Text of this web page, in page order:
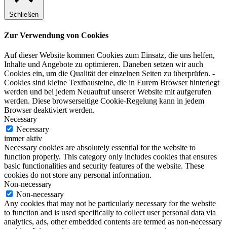
Schließen
Zur Verwendung von Cookies
Auf dieser Website kommen Cookies zum Einsatz, die uns helfen,
Inhalte und Angebote zu optimieren. Daneben setzen wir auch
Cookies ein, um die Qualität der einzelnen Seiten zu überprüfen. -
Cookies sind kleine Textbausteine, die in Eurem Browser hinterlegt
werden und bei jedem Neuaufruf unserer Website mit aufgerufen
werden. Diese browserseitige Cookie-Regelung kann in jedem
Browser deaktiviert werden.
Necessary
Necessary
immer aktiv
Necessary cookies are absolutely essential for the website to
function properly. This category only includes cookies that ensures
basic functionalities and security features of the website. These
cookies do not store any personal information.
Non-necessary
Non-necessary
Any cookies that may not be particularly necessary for the website
to function and is used specifically to collect user personal data via
analytics, ads, other embedded contents are termed as non-necessary